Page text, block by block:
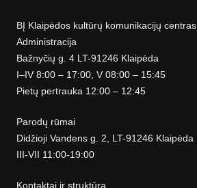
BĮ Klaipėdos kultūrų komunikacijų centras
Administracija
Bažnyčių g. 4 LT-91246 Klaipėda
I–IV 8:00 – 17:00, V 08:00 – 15:45
Pietų pertrauka 12:00 – 12:45
Parodų rūmai
Didžioji Vandens g. 2, LT-91246 Klaipėda
III-VII 11:00-19:00
Kontaktai ir struktūra